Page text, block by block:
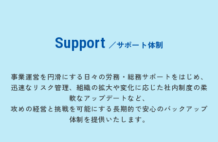
Support ／サポート体制
事業運営を円滑にする日々の労務・総務サポートをはじめ、
迅速なリスク管理、組織の拡大や変化に応じた社内制度の柔
軟なアップデートなど、
攻めの経営と挑戦を可能にする長期的で安心のバックアップ
体制を提供いたします。